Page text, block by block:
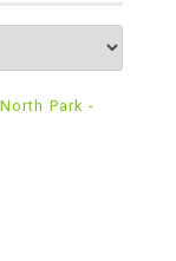
Park -